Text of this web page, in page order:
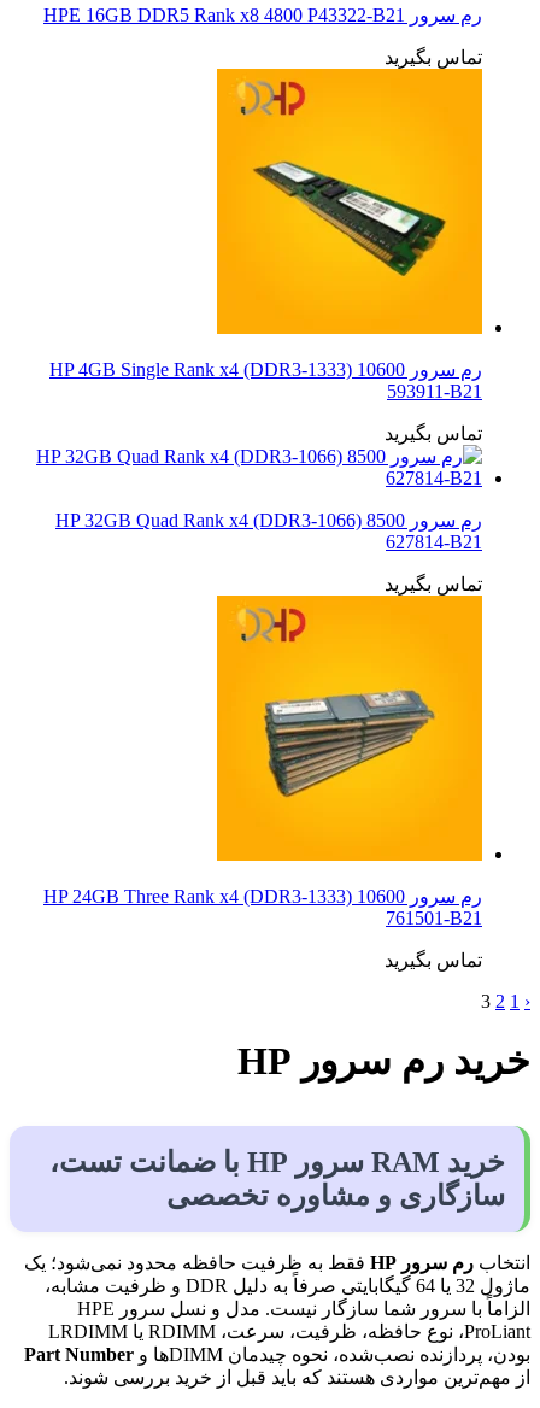
رم سرور HPE 16GB DDR5 Rank x8 4800 P43322-B21
تماس بگیرید
رم سرور HP 4GB Single Rank x4 (DDR3-1333) 10600
593911-B21
تماس بگیرید
رم سرور HP 32GB Quad Rank x4 (DDR3-1066) 8500
627814‑B21
تماس بگیرید
رم سرور HP 24GB Three Rank x4 (DDR3-1333) 10600
761501-B21
تماس بگیرید
‹
1
2
3
خرید رم سرور HP
خرید RAM سرور HP با ضمانت تست،
سازگاری و مشاوره تخصصی
انتخاب رم سرور HP
فقط به ظرفیت حافظه محدود نمی‌شود؛ یک
ماژول 32 یا 64 گیگابایتی صرفاً به دلیل DDR و ظرفیت مشابه،
الزاماً با سرور شما سازگار نیست. مدل و نسل سرور HPE
ProLiant، نوع حافظه، ظرفیت، سرعت، RDIMM یا LRDIMM
بودن، پردازنده نصب‌شده، نحوه چیدمان DIMMها و
Part Number
از مهم‌ترین مواردی هستند که باید قبل از خرید بررسی شوند.